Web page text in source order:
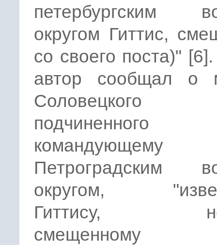
петербургским
округом Гиттис,
со своего поста)"
автор сообщал о
Соловецкого
подчиненного
командующему
Петроградским
округом,
Гиттису,